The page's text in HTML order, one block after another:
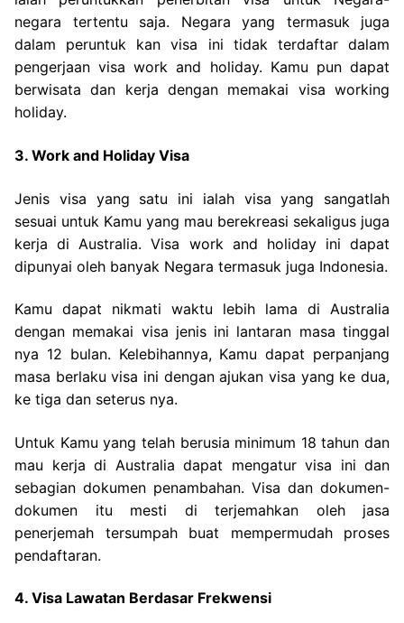
negara tertentu saja. Negara yang termasuk juga
dalam peruntuk kan visa ini tidak terdaftar dalam
pengerjaan visa work and holiday. Kamu pun dapat
berwisata dan kerja dengan memakai visa working
holiday.
3. Work and Holiday Visa
Jenis visa yang satu ini ialah visa yang sangatlah
sesuai untuk Kamu yang mau berekreasi sekaligus juga
kerja di Australia. Visa work and holiday ini dapat
dipunyai oleh banyak Negara termasuk juga Indonesia.
Kamu dapat nikmati waktu lebih lama di Australia
dengan memakai visa jenis ini lantaran masa tinggal
nya 12 bulan. Kelebihannya, Kamu dapat perpanjang
masa berlaku visa ini dengan ajukan visa yang ke dua,
ke tiga dan seterus nya.
Untuk Kamu yang telah berusia minimum 18 tahun dan
mau kerja di Australia dapat mengatur visa ini dan
sebagian dokumen penambahan. Visa dan dokumen-
dokumen itu mesti di terjemahkan oleh jasa
penerjemah tersumpah buat mempermudah proses
pendaftaran.
4. Visa Lawatan Berdasar Frekwensi